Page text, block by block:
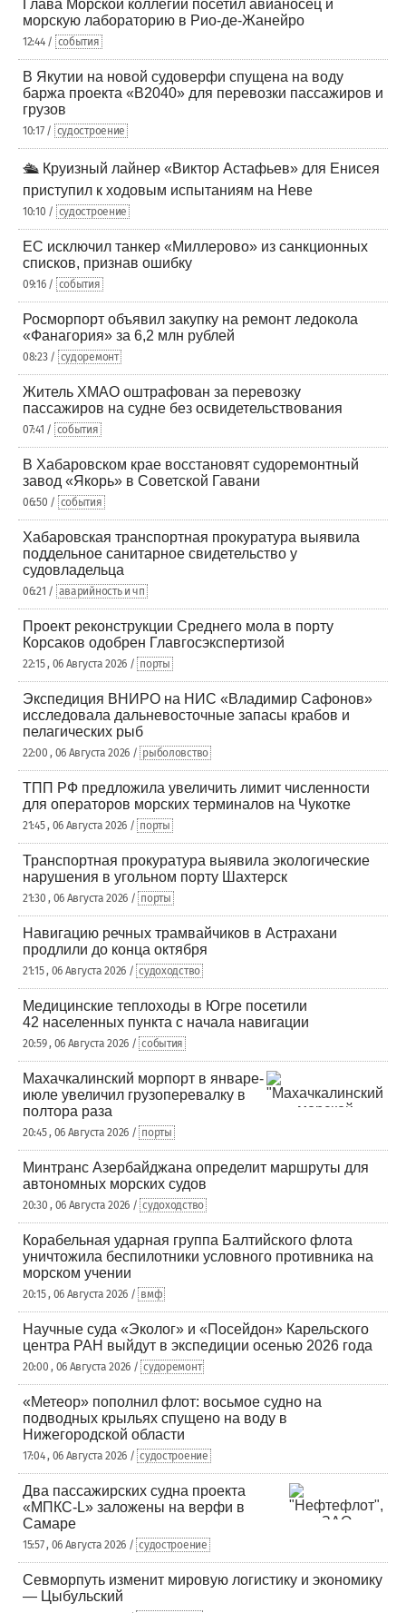
Глава Морской коллегии посетил авианосец и
морскую лабораторию в Рио-де-Жанейро
12:44 / события
В Якутии на новой судоверфи спущена на воду
баржа проекта «В2040» для перевозки пассажиров и
грузов
10:17 / судостроение
🛳️ Круизный лайнер «Виктор Астафьев» для Енисея
приступил к ходовым испытаниям на Неве
10:10 / судостроение
ЕС исключил танкер «Миллерово» из санкционных
списков, признав ошибку
09:16 / события
Росморпорт объявил закупку на ремонт ледокола
«Фанагория» за 6,2 млн рублей
08:23 / судоремонт
Житель ХМАО оштрафован за перевозку
пассажиров на судне без освидетельствования
07:41 / события
В Хабаровском крае восстановят судоремонтный
завод «Якорь» в Советской Гавани
06:50 / события
Хабаровская транспортная прокуратура выявила
поддельное санитарное свидетельство у
судовладельца
06:21 / аварийность и чп
Проект реконструкции Среднего мола в порту
Корсаков одобрен Главгосэкспертизой
22:15 , 06 Августа 2026 / порты
Экспедиция ВНИРО на НИС «Владимир Сафонов»
исследовала дальневосточные запасы крабов и
пелагических рыб
22:00 , 06 Августа 2026 / рыболовство
ТПП РФ предложила увеличить лимит численности
для операторов морских терминалов на Чукотке
21:45 , 06 Августа 2026 / порты
Транспортная прокуратура выявила экологические
нарушения в угольном порту Шахтерск
21:30 , 06 Августа 2026 / порты
Навигацию речных трамвайчиков в Астрахани
продлили до конца октября
21:15 , 06 Августа 2026 / судоходство
Медицинские теплоходы в Югре посетили
42 населенных пункта с начала навигации
20:59 , 06 Августа 2026 / события
Махачкалинский морпорт в январе-
июле увеличил грузоперевалку в
полтора раза
20:45 , 06 Августа 2026 / порты
Минтранс Азербайджана определит маршруты для
автономных морских судов
20:30 , 06 Августа 2026 / судоходство
Корабельная ударная группа Балтийского флота
уничтожила беспилотники условного противника на
морском учении
20:15 , 06 Августа 2026 / вмф
Научные суда «Эколог» и «Посейдон» Карельского
центра РАН выйдут в экспедиции осенью 2026 года
20:00 , 06 Августа 2026 / судоремонт
«Метеор» пополнил флот: восьмое судно на
подводных крыльях спущено на воду в
Нижегородской области
17:04 , 06 Августа 2026 / судостроение
Два пассажирских судна проекта
«МПКС-L» заложены на верфи в
Самаре
15:57 , 06 Августа 2026 / судостроение
Севморпуть изменит мировую логистику и экономику
— Цыбульский